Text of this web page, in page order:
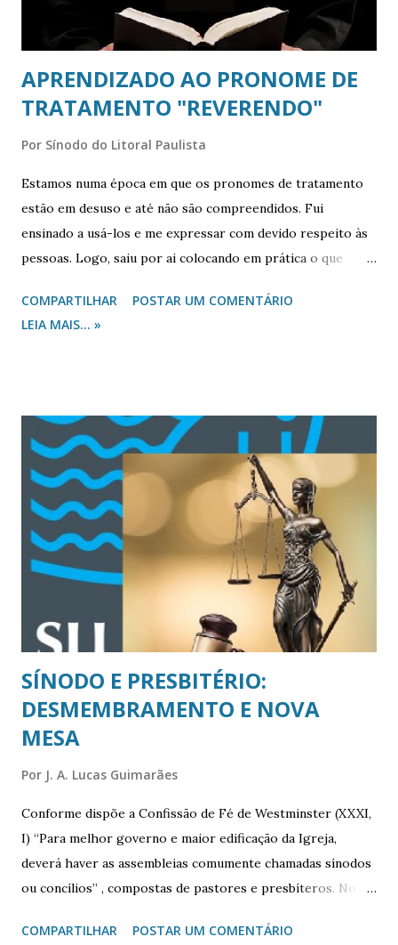
APRENDIZADO AO PRONOME DE
TRATAMENTO "REVERENDO"
Por Sínodo do Litoral Paulista
Estamos numa época em que os pronomes de tratamento
estão em desuso e até não são compreendidos. Fui
ensinado a usá-los e me expressar com devido respeito às
pessoas. Logo, saiu por ai colocando em prática o que
como senhora. Ela, num lance de indignação, respondeu:
“Você está me achando velha?” Respondi calmamente: “Não,
que é usado aos ministros do Evangelho, mas pouco
compreendido, é o pronome de tratamento “reverendo”. Se
a mulher viu-se indignada com o tratamento de “senhora”,
já presenciei pastor presbiteriano com tal lance de
indignação. Certa vez, cumprimentei um ministro com
tratamento de reverendo e ele me exortou: “Por favor, me
chame de pastor. O termo reverendo é muito forte e
formal. Reverência somente a Deus”. Que coisa! Eu não
estava de forma al...
COMPARTILHAR
POSTAR UM COMENTÁRIO
LEIA MAIS... »
SÍNODO E PRESBITÉRIO:
DESMEMBRAMENTO E NOVA
MESA
Por J. A. Lucas Guimarães
Conforme dispõe a Confissão de Fé de Westminster (XXXI,
I) “Para melhor governo e maior edificação da Igreja,
deverá haver as assembleias comumente chamadas sínodos
ou concílios” , compostas de pastores e presbíteros. No
são: Conselho de igreja local, Presbitério, Sínodo e
COMPARTILHAR
POSTAR UM COMENTÁRIO